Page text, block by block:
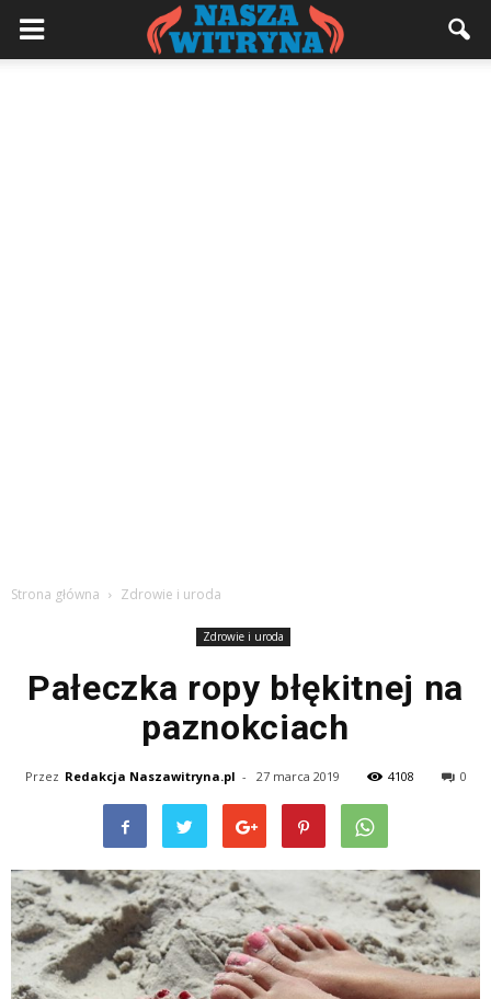
Strona główna Zdrowie i uroda
Zdrowie i uroda
Pałeczka ropy błękitnej na
paznokciach
Przez Redakcja Naszawitryna.pl - 27 marca 2019 4108 0